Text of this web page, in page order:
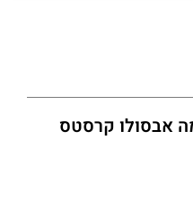
אבסולו קרסטס